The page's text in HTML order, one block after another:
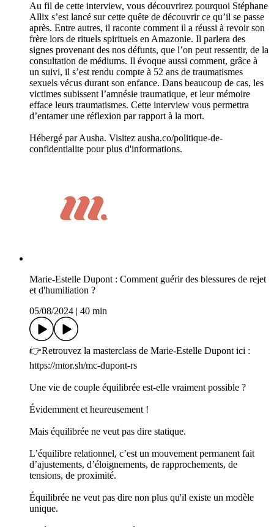
Au fil de cette interview, vous découvrirez pourquoi Stéphane
Allix s’est lancé sur cette quête de découvrir ce qu’il se passe
après. Entre autres, il raconte comment il a réussi à revoir son
frère lors de rituels spirituels en Amazonie. Il parlera des
signes provenant des nos défunts, que l’on peut ressentir, de la
consultation de médiums. Il évoque aussi comment, grâce à
un suivi, il s’est rendu compte à 52 ans de traumatismes
sexuels vécus durant son enfance. Dans beaucoup de cas, les
victimes subissent l’amnésie traumatique, et leur mémoire
efface leurs traumatismes. Cette interview vous permettra
d’entamer une réflexion par rapport à la mort.
Hébergé par Ausha. Visitez ausha.co/politique-de-
confidentialite pour plus d'informations.
Marie-Estelle Dupont : Comment guérir des blessures de rejet
et d'humiliation ?
05/08/2024
40 min
👉Retrouvez la masterclass de Marie-Estelle Dupont ici :
https://mtor.sh/mc-dupont-rs
Une vie de couple équilibrée est-elle vraiment possible ?
Évidemment et heureusement !
Mais équilibrée ne veut pas dire statique.
L’équilibre relationnel, c’est un mouvement permanent fait
d’ajustements, d’éloignements, de rapprochements, de
tensions, de proximité.
Équilibrée ne veut pas dire non plus qu'il existe un modèle
unique.